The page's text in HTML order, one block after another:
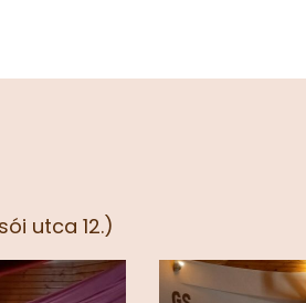
utca 12.)